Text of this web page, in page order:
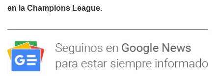
en la Champions League.